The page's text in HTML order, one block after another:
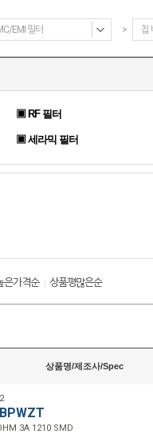
EMI 필터 > 칩
▣ RF 필터
▣ 세라믹 필터
은가격순| 상품평많은순
상품명/제조사/Spec
3A 1210 SMD